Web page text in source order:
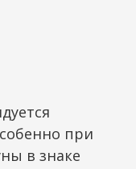
при
в знаке